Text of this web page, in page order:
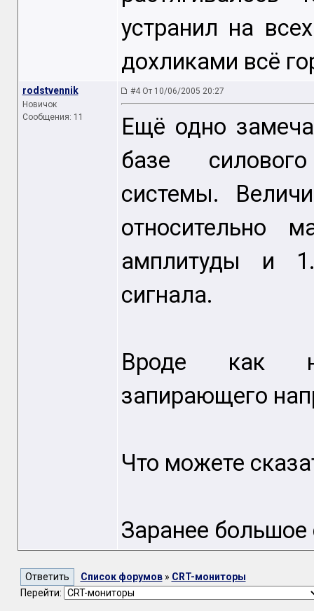
устранил на
дохликами всё
rodstvennik
Новичок
Сообщения: 11
#4 От 10/06/2005 20:27
Ещё одно
базе
системы.
относительно
амплитуды и
сигнала.
Вроде как
запирающего
Что можете
Заранее большое
Список форумов» CRT-мониторы
Перейти: